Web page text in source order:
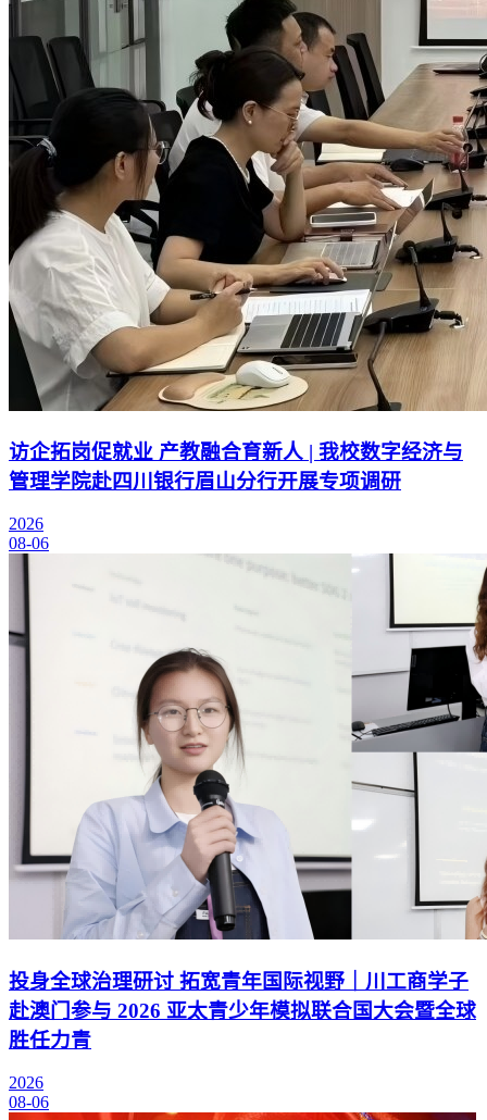
访企拓岗促就业 产教融合育新人 | 我校数字经济与
管理学院赴四川银行眉山分行开展专项调研
2026
08-06
投身全球治理研讨 拓宽青年国际视野｜川工商学子
赴澳门参与 2026 亚太青少年模拟联合国大会暨全球
胜任力青
2026
08-06